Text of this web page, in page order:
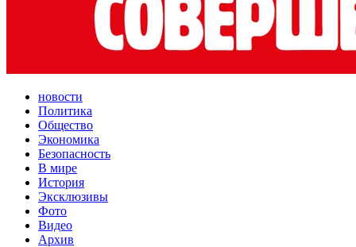
новости
Политика
Общество
Экономика
Безопасность
В мире
История
Эксклюзивы
Фото
Видео
Архив